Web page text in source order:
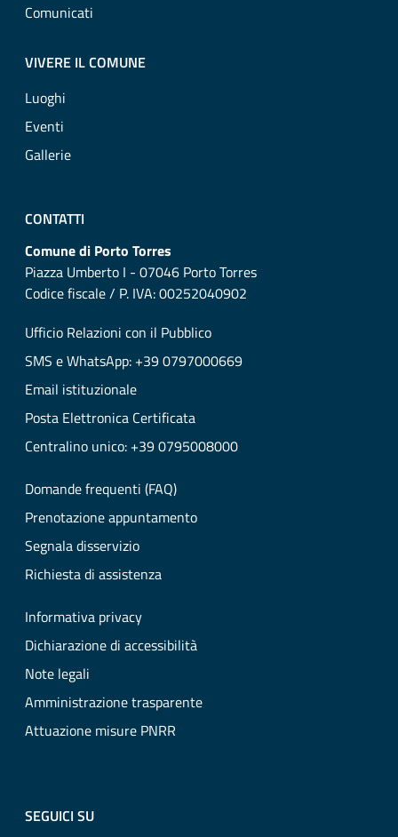
Comunicati
VIVERE IL COMUNE
Luoghi
Eventi
Gallerie
CONTATTI
Comune di Porto Torres
Piazza Umberto I - 07046 Porto Torres
Codice fiscale / P. IVA: 00252040902
Ufficio Relazioni con il Pubblico
SMS e WhatsApp: +39 0797000669
Email istituzionale
Posta Elettronica Certificata
Centralino unico: +39 0795008000
Domande frequenti (FAQ)
Prenotazione appuntamento
Segnala disservizio
Richiesta di assistenza
Informativa privacy
Dichiarazione di accessibilità
Note legali
Amministrazione trasparente
Attuazione misure PNRR
SEGUICI SU